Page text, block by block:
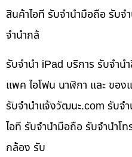
สินค้าไอที รับจำนำมือถือ รับจ
จำนำกล้
รับจำนำ iPad บริการ รับจำน
แพค ไอโฟน นาฬิกา และ ของ
รับจํานําแจ้งวัฒนะ.com รับจ
ไอที รับจำนำมือถือ รับจำนำโ
กล้อง รับ